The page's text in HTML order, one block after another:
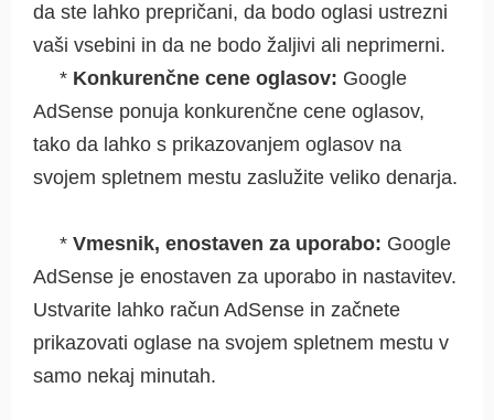
da ste lahko prepričani, da bodo oglasi ustrezni
vaši vsebini in da ne bodo žaljivi ali neprimerni.
* Konkurenčne cene oglasov: Google
AdSense ponuja konkurenčne cene oglasov,
tako da lahko s prikazovanjem oglasov na
svojem spletnem mestu zaslužite veliko denarja.
* Vmesnik, enostaven za uporabo: Google
AdSense je enostaven za uporabo in nastavitev.
Ustvarite lahko račun AdSense in začnete
prikazovati oglase na svojem spletnem mestu v
samo nekaj minutah.